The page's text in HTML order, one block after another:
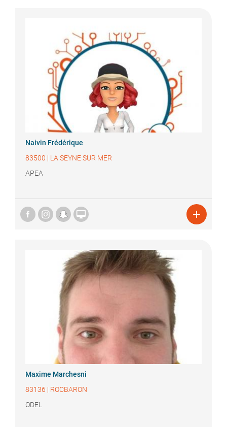
Naivin Frédérique
83500 | LA SEYNE SUR MER
APEA
 
Maxime Marchesni
83136 | ROCBARON
ODEL